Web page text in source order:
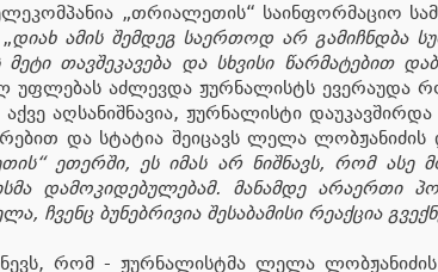
„თრიალეთის“ საინფორმაციო
დიახ ამის შემდეგ საერთოდ არ გამიჩნდბა
თავშეკავება და სხვისი წარმატებით
უფლებას აძლევდა ჟურნალისტს ევერაუდა
აღსანიშნავია, ჟურნალისტი
და სტატია შეიცავს ლელა ლობჟანიძის
ეთერში, ეს იმას არ ნიშნავს, რომ ასე
დამოკიდებულებამ. მანამდე არაერთი
ბუნებრივია შესაბამისი რეაქცია
რომ - ჟურნალისტმა ლელა